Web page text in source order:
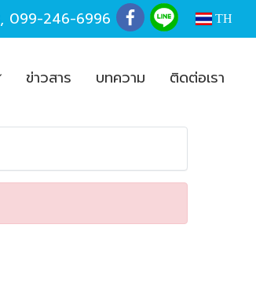
, 099-246-6996 TH
ข่าวสาร บทความ ติดต่อเรา